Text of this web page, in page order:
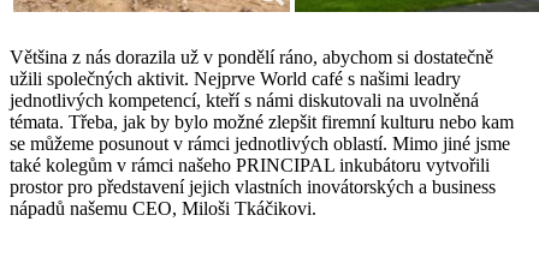
Většina z nás dorazila už v pondělí ráno, abychom si dostatečně
užili společných aktivit. Nejprve World café s našimi leadry
jednotlivých kompetencí, kteří s námi diskutovali na uvolněná
témata. Třeba, jak by bylo možné zlepšit firemní kulturu nebo kam
se můžeme posunout v rámci jednotlivých oblastí. Mimo jiné jsme
také kolegům v rámci našeho PRINCIPAL inkubátoru vytvořili
prostor pro představení jejich vlastních inovátorských a business
nápadů našemu CEO, Miloši Tkáčikovi.